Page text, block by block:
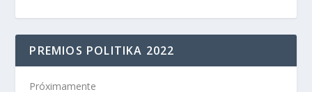
PREMIOS POLITIKA 2022
Próximamente